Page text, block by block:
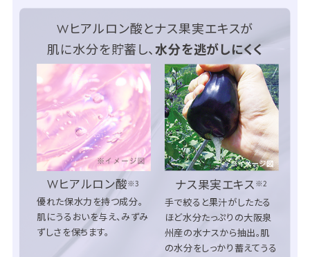
Wヒアルロン酸とナス果実エキスが
肌に水分を貯蓄し、水分を逃がしにくく
Wヒアルロン酸※3
優れた保水力を持つ成分。
肌にうるおいを与え、みずみ
ずしさを保ちます。
ナス果実エキス ※2
手で絞ると果汁がしたたる
ほど水分たっぷりの大阪泉
州産の水ナスから抽出。肌
の水分をしっかり蓄えてうる